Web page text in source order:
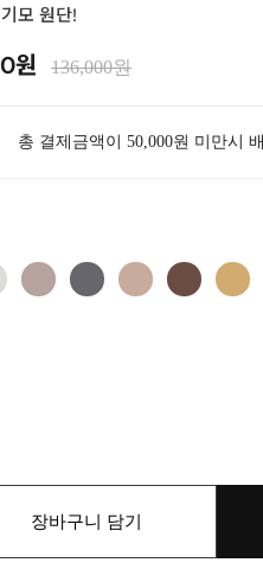
모 원단!
원 136,000원
총 결제금액이 50,000원 미만시
장바구니 담기